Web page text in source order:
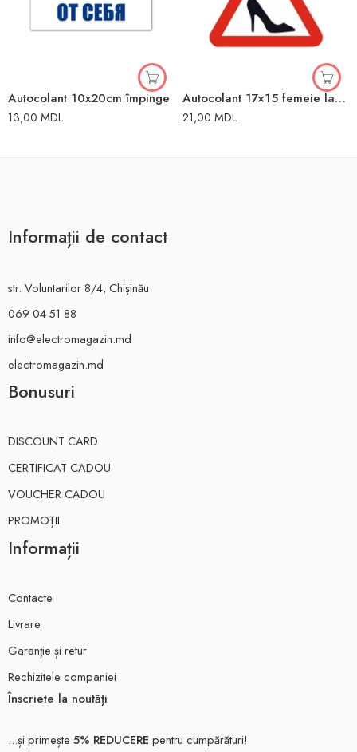
Autocolant 10x20cm împinge
13,00 MDL
Autocolant 17×15 femeie la volan
21,00 MDL
Informații de contact
str. Voluntarilor 8/4, Chișinău
069 04 51 88
info@electromagazin.md
electromagazin.md
Bonusuri
DISCOUNT CARD
CERTIFICAT CADOU
VOUCHER CADOU
PROMOȚII
Informații
Contacte
Livrare
Garanție și retur
Rechizitele companiei
Înscriete la noutăți
...și primește 5% REDUCERE pentru cumpărături!